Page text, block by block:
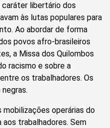
caráter libertário dos
às lutas populares para
Ao abordar de forma
povos afro-brasileiros
a Missa dos Quilombos
racismo e sobre a
os trabalhadores. Os
mobilizações operárias do
trabalhadores. Sem